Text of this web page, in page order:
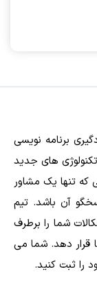
برنامه نویسی
های جدید
که تنها یک مشاور
آن باشد. تیم
شما را برطرف
قرار دهد. شما می
را ثبت کنید.